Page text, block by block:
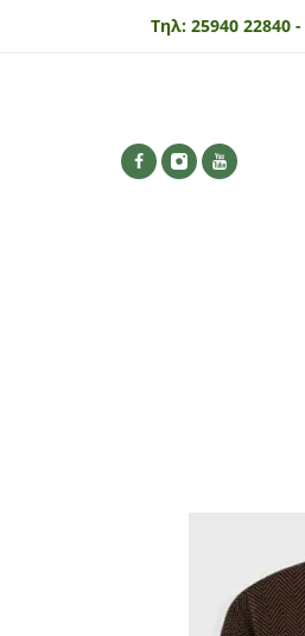
Τηλ: 25940 22840 -